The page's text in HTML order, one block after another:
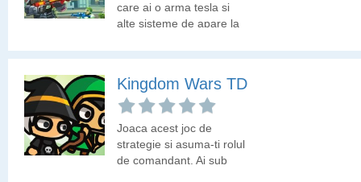
care ai o arma tesla si
alte sisteme de apare la
Kingdom Wars TD
Joaca acest joc de
strategie si asuma-ti rolul
de comandant. Ai sub